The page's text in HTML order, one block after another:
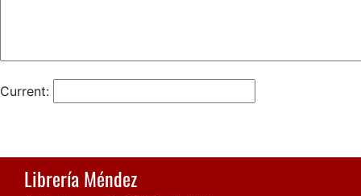
Current:
Librería Méndez